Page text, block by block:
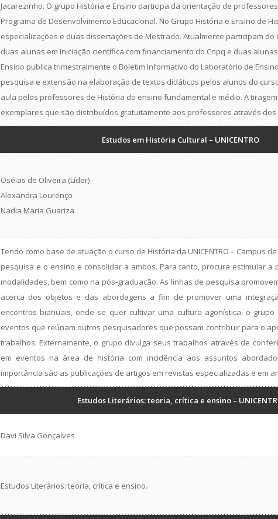
Jacarezinho. O grupo História e Ensino participa da orientação de
Programa de Desenvolvimento Educacional. No Grupo História e Ensino de
especializações e duas dissertações de Mestrado. Atualmente participam do
duas alunas em iniciação científica com financiamento do Cnpq e duas
Ensino publica trimestralmente o Boletim Informativo do Laboratório de
pesquisa e extensão na elaboração de textos didáticos pelos alunos do
aula pelos professores de História do ensino fundamental e médio. A
exemplares que são distribuídos gratuitamente aos professores através dos
Estudos em História Cultural – UNICENTRO
Oséias de Oliveira (Líder)
Alexandra Lourenço
Nadia Maria Guariza
Tendo como base de atuação o curso de História da UNICENTRO – Campus
pesquisa e o ensino e consolidar a ambos. Para tanto, procura estimular a
modalidades, bem como na pós-graduação. As linhas de pesquisa
acerca dos objetos e das abordagens a fim de promover uma
encontros bianuais, onde se quer cultivar uma cultura agonística, o
eventos que reúnam outros pesquisadores que possam contribuir para o
trabalhos. Externamente, o grupo divulga seus trabalhos através de
em eventos na área de história com incidência aos assuntos
importância são as publicações de artigos em revistas especializadas e em
Estudos Literários: teoria, crítica e ensino –
Davi Silva Gonçalves
Estudos Literários: teoria, crítica e ensino.